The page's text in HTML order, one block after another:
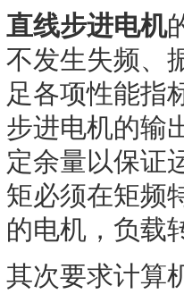
直线步进电机
不发生失频、
足各项性能指
步进电机的输
定余量以保证
矩必须在矩频
的电机，负载
其次要求计算